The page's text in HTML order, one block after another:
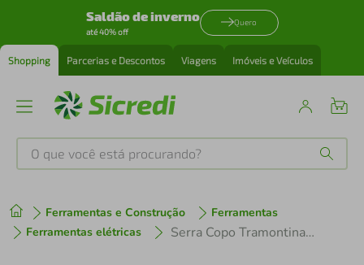
Saldão de inverno
até 40% off
Quero
Shopping Parcerias e Descontos Viagens Imóveis e Veículos
O que você está procurando?
Ferramentas e Construção
Ferramentas
Ferramentas elétricas
Serra Copo Tramontina 92 mm 3.5/8" Master com Dente de Metal Duro
1º tenis